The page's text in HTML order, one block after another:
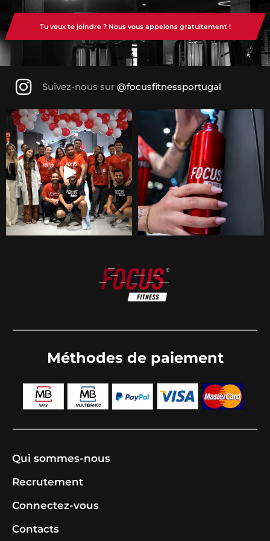
Tu veux te joindre ? Nous vous appelons gratuitement !
Suivez-nous sur @focusfitnessportugal
Méthodes de paiement
Qui sommes-nous
Recrutement
Connectez-vous
Contacts